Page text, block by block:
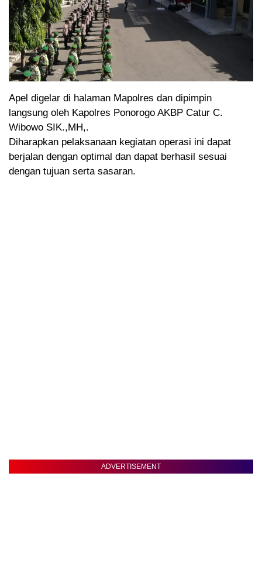
Apel digelar di halaman Mapolres dan dipimpin
langsung oleh Kapolres Ponorogo AKBP Catur C.
Wibowo SIK.,MH,.
Diharapkan pelaksanaan kegiatan operasi ini dapat
berjalan dengan optimal dan dapat berhasil sesuai
dengan tujuan serta sasaran.
ADVERTISEMENT